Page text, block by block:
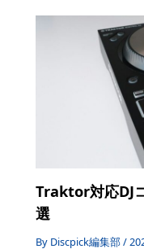
Traktor対応DJ
選
By Discpick編集部/